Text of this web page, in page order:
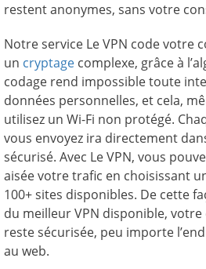
restent anonymes, sans votre
Notre service Le VPN code votre
un cryptage complexe, grâce à
codage rend impossible toute
données personnelles, et cela,
utilisez un Wi-Fi non protégé.
vous envoyez ira directement
sécurisé. Avec Le VPN, vous
aisée votre trafic en choisissant
100+ sites disponibles. De cette
du meilleur VPN disponible,
reste sécurisée, peu importe
au web.